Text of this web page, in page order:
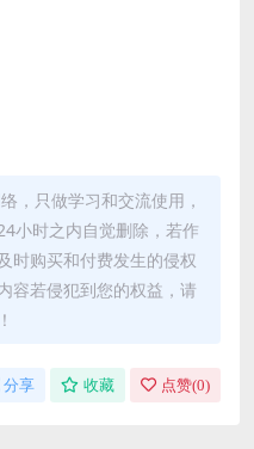
，只做学习和交流使用，
小时之内自觉删除，若作
时购买和付费发生的侵权
容若侵犯到您的权益，请
分享 收藏 点赞(0)